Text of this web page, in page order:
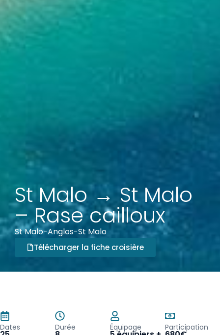
St Malo → St Malo
– Rase cailloux
St Malo-Anglos-St Malo
Télécharger la fiche croisière
Dates Durée Équipage Participation